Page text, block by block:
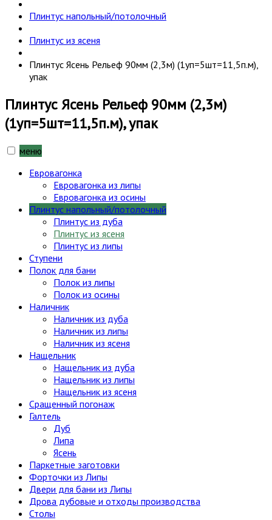
Плинтус напольный/потолочный
Плинтус из ясеня
Плинтус Ясень Рельеф 90мм (2,3м) (1уп=5шт=11,5п.м),
упак
Плинтус Ясень Рельеф 90мм (2,3м)
(1уп=5шт=11,5п.м), упак
меню
Евровагонка
Евровагонка из липы
Евровагонка из осины
Плинтус напольный/потолочный
Плинтус из дуба
Плинтус из ясеня
Плинтус из липы
Ступени
Полок для бани
Полок из липы
Полок из осины
Наличник
Наличник из дуба
Наличник из липы
Наличник из ясеня
Нащельник
Нащельник из дуба
Нащельник из липы
Нащельник из ясеня
Сращенный погонаж
Галтель
Дуб
Липа
Ясень
Паркетные заготовки
Форточки из Липы
Двери для бани из Липы
Дрова дубовые и отходы производства
Столы